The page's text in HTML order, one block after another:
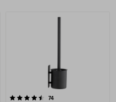
74anmeldelser